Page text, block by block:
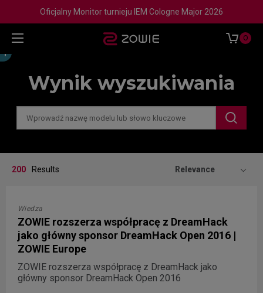
Oficjalny Monitor turnieju IEM Cologne Major 2026
0
Wynik wyszukiwania
200 Results Relevance
Wiedza
ZOWIE rozszerza współpracę z DreamHack
jako główny sponsor DreamHack Open 2016 |
ZOWIE Europe
ZOWIE rozszerza współpracę z DreamHack jako
główny sponsor DreamHack Open 2016